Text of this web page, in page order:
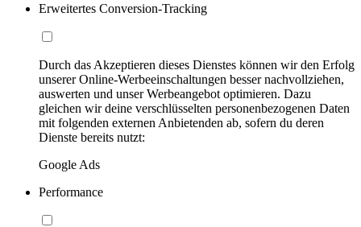
Erweitertes Conversion-Tracking
Durch das Akzeptieren dieses Dienstes können wir den Erfolg
unserer Online-Werbeeinschaltungen besser nachvollziehen,
auswerten und unser Werbeangebot optimieren. Dazu
gleichen wir deine verschlüsselten personenbezogenen Daten
mit folgenden externen Anbietenden ab, sofern du deren
Dienste bereits nutzt:
Google Ads
Performance